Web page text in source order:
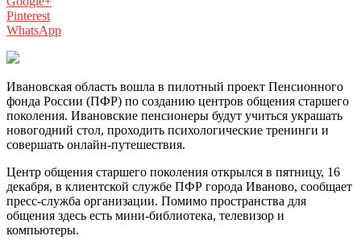
Pinterest
WhatsApp
Ивановская область вошла в пилотный проект Пенсионного
фонда России (ПФР) по созданию центров общения старшего
поколения. Ивановские пенсионеры будут учиться украшать
новогодний стол, проходить психологические тренинги и
совершать онлайн-путешествия.
Центр общения старшего поколения открылся в пятницу, 16
декабря, в клиентской службе ПФР города Иваново, сообщает
пресс-служба организации. Помимо пространства для
общения здесь есть мини-библиотека, телевизор и
компьютеры.